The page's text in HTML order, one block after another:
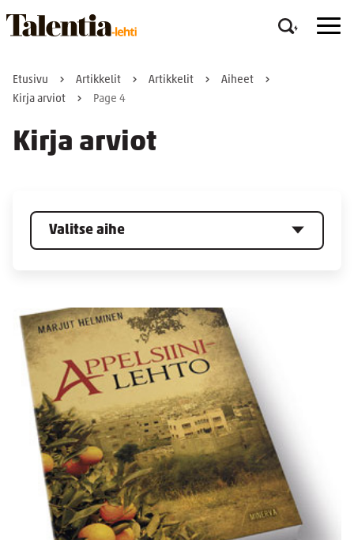
Etusivu Artikkelit Artikkelit
Aiheet
Kirja arviot
Page 4
Kirja arviot
Valitse aihe